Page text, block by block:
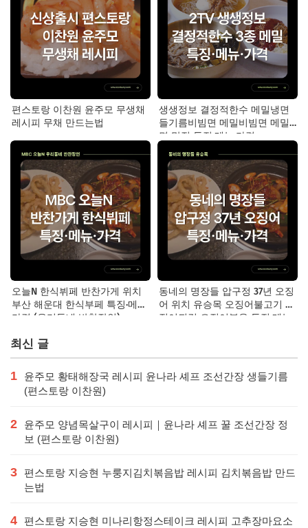
편스토랑 이찬원 윤주모 무생채
레시피 무채 만드는법
생생정보 결정적한수 메밀냉면
들기름비빔면 메밀비빔면 메밀
면 맛집 특징·메뉴·가격
오늘N 한식뷔페 반찬가게 위치
부산 해운대 한식부페 특징·메뉴·
가격 (우리동네 반찬장인)
동네의 명장들 압구정 37년 오징
어 위치 유승목 오징어불고기 오
징어튀김 오징어볶음 특징·메뉴·
최신 글
1
윤주모 황태해장국 레시피 윤나라 셰프 조선간장 생들기름
(편스토랑 이찬원)
2
윤주모 양념목살구이 레시피｜윤나라 셰프 꿀 조선간장 정
보 (편스토랑 이찬원)
3
편스토랑 지승현 누룽지김치볶음밥 레시피 김치볶음밥 만드
는법
4
편스토랑 지승현 미나리항정스테이크 레시피 고추장마요소